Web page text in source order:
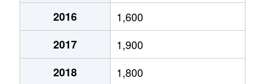
高山町 570万円
高山町
6,600万円
740万円
2016
1,600
2017
1,900
2018
1,800